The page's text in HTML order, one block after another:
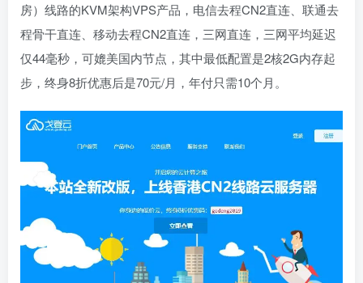
房）线路的KVM架构VPS产品，电信去程CN2直连、联通去
程骨干直连、移动去程CN2直连，三网直连，三网平均延迟
仅44毫秒，可媲美国内节点，其中最低配置是2核2G内存起
步，终身8折优惠后是70元/月，年付只需10个月。